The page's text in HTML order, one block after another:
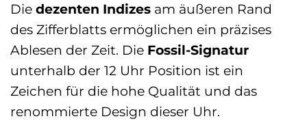
Die dezenten Indizes am äußeren Rand
des Zifferblatts ermöglichen ein präzises
Ablesen der Zeit. Die Fossil-Signatur
unterhalb der 12 Uhr Position ist ein
Zeichen für die hohe Qualität und das
renommierte Design dieser Uhr.